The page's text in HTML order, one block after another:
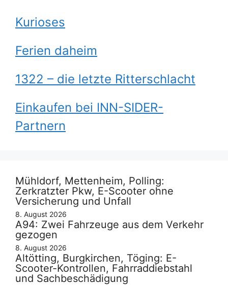
Kurioses
Ferien daheim
1322 – die letzte Ritterschlacht
Einkaufen bei INN-SIDER-
Partnern
Mühldorf, Mettenheim, Polling:
Zerkratzter Pkw, E-Scooter ohne
Versicherung und Unfall
8. August 2026
A94: Zwei Fahrzeuge aus dem Verkehr
gezogen
8. August 2026
Altötting, Burgkirchen, Töging: E-
Scooter-Kontrollen, Fahrraddiebstahl
und Sachbeschädigung